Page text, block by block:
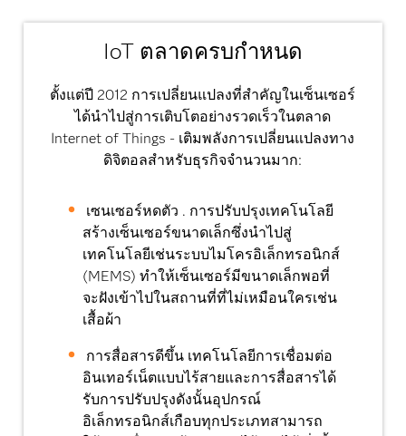
IoT ตลาดครบกำหนด
ตั้งแต่ปี 2012 การเปลี่ยนแปลงที่สำคัญในเซ็นเซอร์
ได้นำไปสู่การเติบโตอย่างรวดเร็วในตลาด
Internet of Things - เติมพลังการเปลี่ยนแปลงทาง
ดิจิตอลสำหรับธุรกิจจำนวนมาก:
เซนเซอร์หดตัว . การปรับปรุงเทคโนโลยี
สร้างเซ็นเซอร์ขนาดเล็กซึ่งนำไปสู่
เทคโนโลยีเช่นระบบไมโครอิเล็กทรอนิกส์
(MEMS) ทำให้เซ็นเซอร์มีขนาดเล็กพอที่
จะฝังเข้าไปในสถานที่ที่ไม่เหมือนใครเช่น
เสื้อผ้า
การสื่อสารดีขึ้น เทคโนโลยีการเชื่อมต่อ
อินเทอร์เน็ตแบบไร้สายและการสื่อสารได้
รับการปรับปรุงดังนั้นอุปกรณ์
อิเล็กทรอนิกส์เกือบทุกประเภทสามารถ